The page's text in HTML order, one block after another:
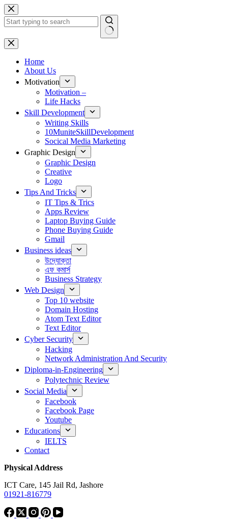
Skip
to
content
No
results
Home
About Us
Motivation
Motivation –
Life Hacks
Skill Development
Writing Skills
10MuniteSkillDevelopment
Socical Media Marketing
Graphic Design
Graphic Design
Creative
Logo
Tips And Tricks
IT Tips & Trics
Apps Review
Laptop Buying Guide
Phone Buying Guide
Gmail
Business ideas
উদ্যোক্তা
এফ কমার্স
Business Strategy
Web Design
Top 10 website
Domain Hosting
Atom Text Editor
Text Editor
Cyber Security
Hacking
Network Administration And Security
Diploma-in-Engineering
Polytechnic Review
Social Media
Facebook
Facebook Page
Youtube
Educations
IELTS
Contact
Physical Address
ICT Care, 145 Jail Rd, Jashore
01921-816779